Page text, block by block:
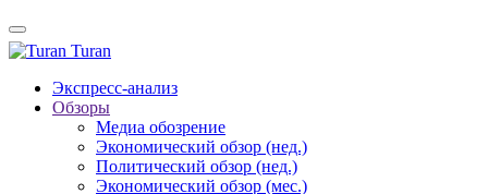
Turan
Экспресс-анализ
Обзоры
Медиа обозрение
Экономический обзор (нед.)
Политический обзор (нед.)
Экономический обзор (мес.)